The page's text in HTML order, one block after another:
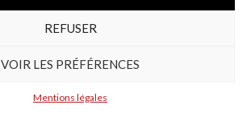
REFUSER
VOIR LES PRÉFÉRENCES
Mentions légales